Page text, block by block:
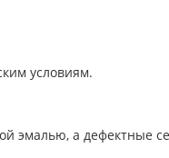
условиям.
эмалью, а дефектные